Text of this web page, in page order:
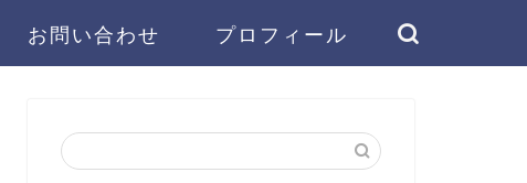
お問い合わせ プロフィール